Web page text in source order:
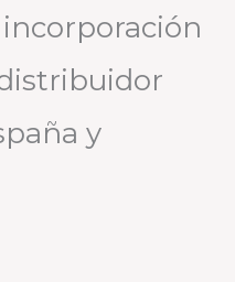
incorporación
y